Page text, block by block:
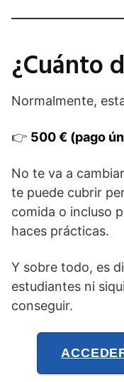
¿Cuánto
Normalmente,
👉 500 € (pago
No te va a
te puede cubrir
comida o incluso
haces prácticas.
Y sobre todo, es
estudiantes ni
conseguir.